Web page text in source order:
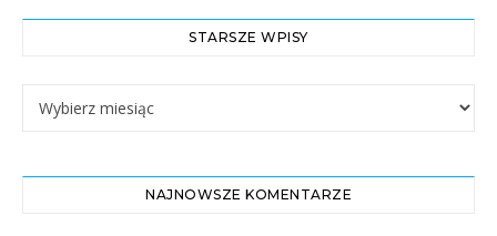
STARSZE WPISY
Starsze Wpisy
NAJNOWSZE KOMENTARZE